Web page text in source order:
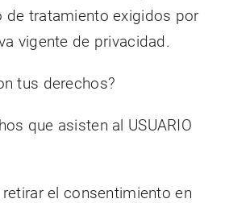
de tratamiento exigidos por
vigente de privacidad.
tus derechos?
que asisten al USUARIO
retirar el consentimiento en